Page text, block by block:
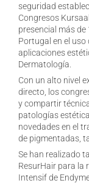
seguridad
Congresos
presencial más
Portugal en el
aplicaciones
Dermatología.
Con un alto nivel
directo, los
y compartir
patologías
novedades en el
de pigmentadas,
Se han realizado
ResurHair para la
Intensif de